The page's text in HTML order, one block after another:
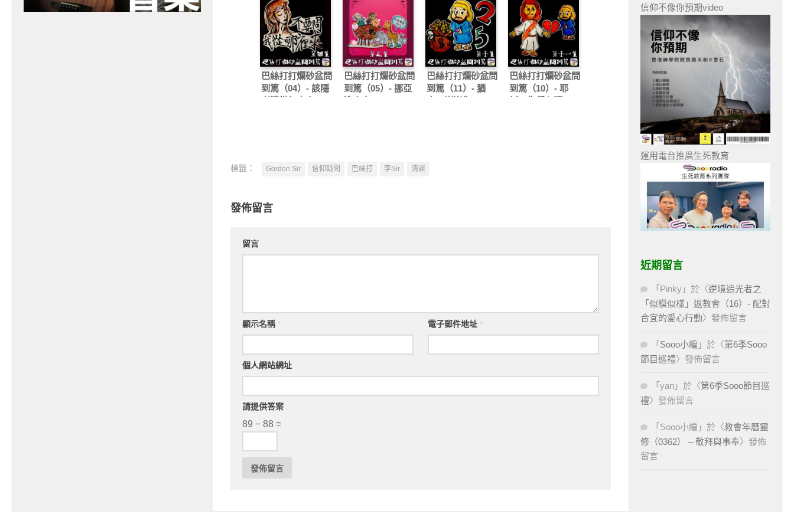
巴絲打打爛砂盆問
到篤（04）- 該隱
巴絲打打爛砂盆問
到篤（05）- 挪亞
巴絲打打爛砂盆問
到篤（11）- 猶
巴絲打打爛砂盆問
到篤（10）- 耶
標籤： Gordon Sir 信仰疑問 巴絲打 李Sir 清談
發佈留言
留言
顯示名稱 電子郵件地址
個人網站網址
請提供答案
89 − 88 =
信仰不像你預期video
運用電台推廣生死教育
近期留言
「 Pinky 」於〈逆境追光者之
「似模似樣」返教會（16）- 配對
合宜的愛心行動〉發佈留言
「 Sooo小編 」於〈第6季Sooo
節目巡禮〉發佈留言
「 yan 」於〈第6季Sooo節目巡
禮〉發佈留言
「 Sooo小編 」於〈教會年曆靈
修（0362） – 敬拜與事奉〉發佈
留言